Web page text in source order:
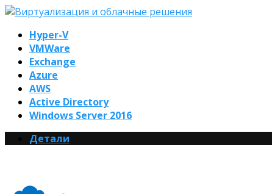
Hyper-V
VMWare
Exchange
Azure
AWS
Active Directory
Windows Server 2016
Детали